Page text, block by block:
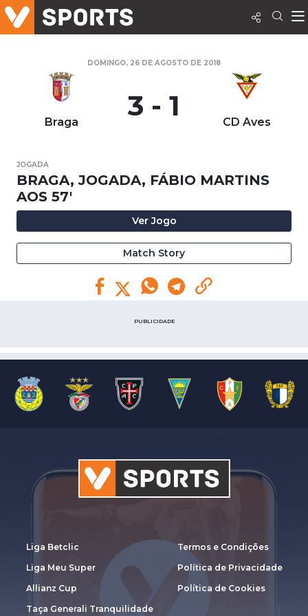
DOMINGO, 26 DE AGOSTO DE 2018
Braga 3 - 1 CD Aves
JOGADA
BRAGA, JOGADA, FÁBIO MARTINS
AOS 57'
Ver Jogo
Match Story
PUBLICIDADE
Liga Betclic
Liga Meu Super
Allianz Cup
Taça Generali Tranquilidade
Termos e Condições
Política de Privacidade
Política de Cookies